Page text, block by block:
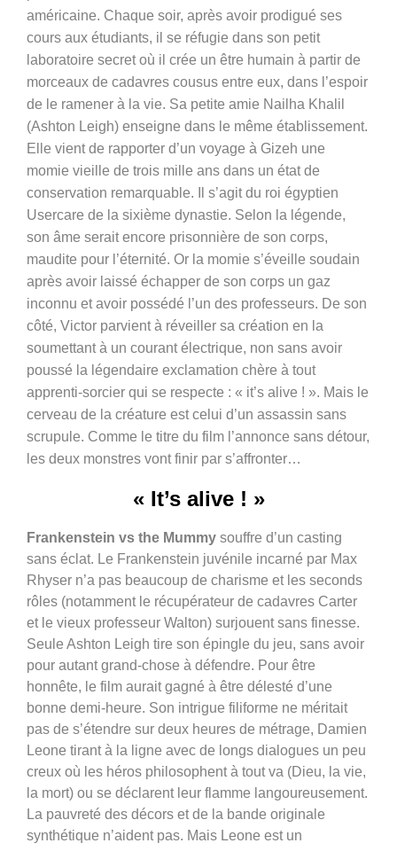
américaine. Chaque soir, après avoir prodigué ses
cours aux étudiants, il se réfugie dans son petit
laboratoire secret où il crée un être humain à partir de
morceaux de cadavres cousus entre eux, dans l’espoir
de le ramener à la vie. Sa petite amie Nailha Khalil
(Ashton Leigh) enseigne dans le même établissement.
Elle vient de rapporter d’un voyage à Gizeh une
momie vieille de trois mille ans dans un état de
conservation remarquable. Il s’agit du roi égyptien
Usercare de la sixième dynastie. Selon la légende,
son âme serait encore prisonnière de son corps,
maudite pour l’éternité. Or la momie s’éveille soudain
après avoir laissé échapper de son corps un gaz
inconnu et avoir possédé l’un des professeurs. De son
côté, Victor parvient à réveiller sa création en la
soumettant à un courant électrique, non sans avoir
poussé la légendaire exclamation chère à tout
apprenti-sorcier qui se respecte : « it’s alive ! ». Mais le
cerveau de la créature est celui d’un assassin sans
scrupule. Comme le titre du film l’annonce sans détour,
les deux monstres vont finir par s’affronter…
« It’s alive ! »
Frankenstein vs the Mummy souffre d’un casting
sans éclat. Le Frankenstein juvénile incarné par Max
Rhyser n’a pas beaucoup de charisme et les seconds
rôles (notamment le récupérateur de cadavres Carter
et le vieux professeur Walton) surjouent sans finesse.
Seule Ashton Leigh tire son épingle du jeu, sans avoir
pour autant grand-chose à défendre. Pour être
honnête, le film aurait gagné à être délesté d’une
bonne demi-heure. Son intrigue filiforme ne méritait
pas de s’étendre sur deux heures de métrage, Damien
Leone tirant à la ligne avec de longs dialogues un peu
creux où les héros philosophent à tout va (Dieu, la vie,
la mort) ou se déclarent leur flamme langoureusement.
La pauvreté des décors et de la bande originale
synthétique n’aident pas. Mais Leone est un